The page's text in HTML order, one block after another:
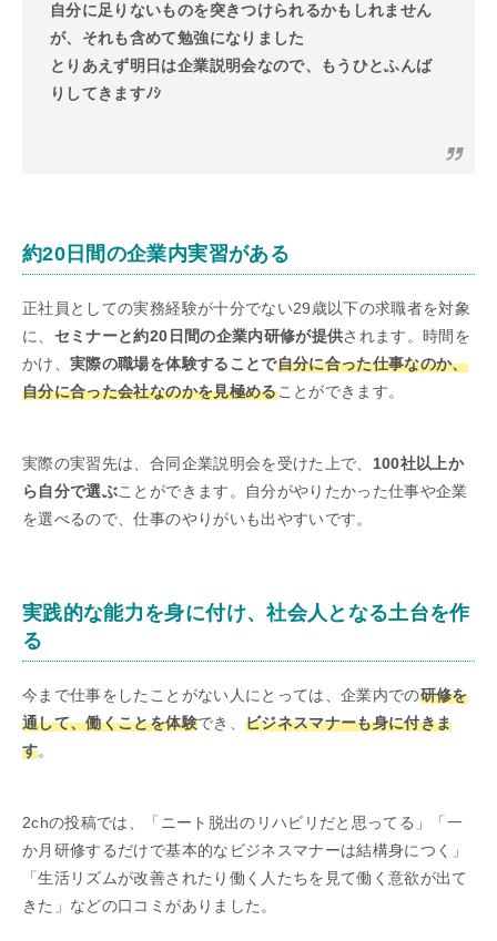
自分に足りないものを突きつけられるかもしれません
が、それも含めて勉強になりました
とりあえず明日は企業説明会なので、もうひとふんば
りしてきますﾉｼ
約20日間の企業内実習がある
正社員としての実務経験が十分でない29歳以下の求職者を対象
に、 セミナーと約20日間の企業内研修が提供されます。時間を
かけ、実際の職場を体験することで自分に合った仕事なのか、
自分に合った会社なのかを見極めることができます。
実際の実習先は、合同企業説明会を受けた上で、 100社以上か
ら自分で選ぶことができます。自分がやりたかった仕事や企業
を選べるので、仕事のやりがいも出やすいです。
実践的な能力を身に付け、社会人となる土台を作
る
今まで仕事をしたことがない人にとっては、企業内での研修を
通して、働くことを体験でき、 ビジネスマナーも身に付きま
す。
2chの投稿では、「ニート脱出のリハビリだと思ってる」「一
か月研修するだけで基本的なビジネスマナーは結構身につく」
「生活リズムが改善されたり働く人たちを見て働く意欲が出て
きた」などの口コミがありました。